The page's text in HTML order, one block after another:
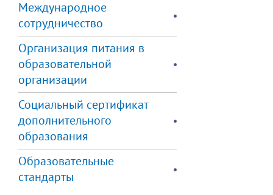
Международное
сотрудничество
Организация питания в
образовательной
организации
Социальный сертификат
дополнительного
образования
Образовательные
стандарты